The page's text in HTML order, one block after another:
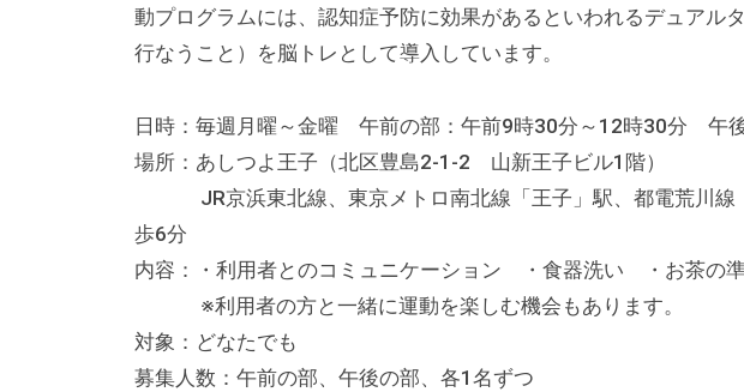
的
な
報
交
の
場
す
動プログラムには、認知症予防に効果があるといわれるデュアル
行なうこと）を脳トレとして導入しています。
日時：毎週月曜～金曜 午前の部：午前9時30分～12時30分 午
場所：あしつよ王子（北区豊島2-1-2 山新王子ビル1階）
JR京浜東北線、東京メトロ南北線「王子」駅、都電荒川線
歩6分
内容：・利用者とのコミュニケーション ・食器洗い ・お茶の
※利用者の方と一緒に運動を楽しむ機会もあります。
対象：どなたでも
募集人数：午前の部、午後の部、各1名ずつ